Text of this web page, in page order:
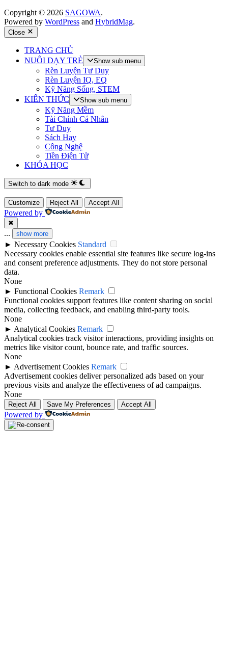
Copyright © 2026 SAGOWA.
Powered by WordPress and HybridMag.
Close
TRANG CHỦ
NUÔI DẠY TRẺ
Show sub menu
Rèn Luyện Tư Duy
Rèn Luyện IQ, EQ
Kỹ Năng Sống, STEM
KIẾN THỨC
Show sub menu
Kỹ Năng Mềm
Tài Chính Cá Nhân
Tư Duy
Sách Hay
Công Nghệ
Tiền Điện Tử
KHÓA HỌC
Switch to dark mode
Customize Reject All Accept All
Powered by
✖
... show more
► Necessary Cookies Standard
Necessary cookies enable essential site features like secure log-ins
and consent preference adjustments. They do not store personal
data.
None
► Functional Cookies Remark
Functional cookies support features like content sharing on social
media, collecting feedback, and enabling third-party tools.
None
► Analytical Cookies Remark
Analytical cookies track visitor interactions, providing insights on
metrics like visitor count, bounce rate, and traffic sources.
None
► Advertisement Cookies Remark
Advertisement cookies deliver personalized ads based on your
previous visits and analyze the effectiveness of ad campaigns.
None
Reject All Save My Preferences Accept All
Powered by